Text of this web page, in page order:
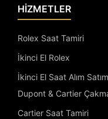
HİZMETLER
Rolex Saat Tamiri
İkinci El Rolex
İkinci El Saat Alım Satım
Dupont & Cartier
Cartier Saat Tamiri